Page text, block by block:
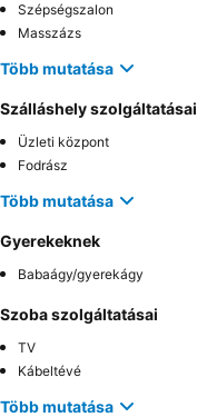
Szépségszalon
Masszázs
Több mutatása
Szálláshely szolgáltatásai
Üzleti központ
Fodrász
Több mutatása
Gyerekeknek
Babaágy/gyerekágy
Szoba szolgáltatásai
TV
Kábeltévé
Több mutatása